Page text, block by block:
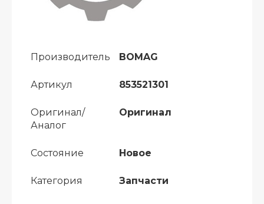
Производитель BOMAG
Артикул 853521301
Оригинал/
Аналог
Оригинал
Состояние Новое
Категория Запчасти